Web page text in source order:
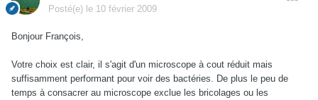
Posté(e) le 10 février 2009
Bonjour François,
Votre choix est clair, il s'agit d'un microscope à cout réduit mais
suffisamment performant pour voir des bactéries. De plus le peu de
temps à consacrer au microscope exclue les bricolages ou les